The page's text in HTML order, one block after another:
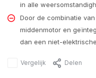
in alle
Door de combinatie
middenmotor en
dan een niet-
Vergelijk Delen